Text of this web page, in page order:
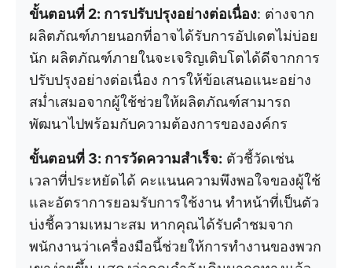
ขั้นตอนที่ 2: การปรับปรุงอย่างต่อเนื่อง: ต่างจาก
ผลิตภัณฑ์ภายนอกที่อาจได้รับการอัปเดตไม่บ่อย
นัก ผลิตภัณฑ์ภายในจะเจริญเติบโตได้ดีจากการ
ปรับปรุงอย่างต่อเนื่อง การให้ข้อเสนอแนะอย่าง
สม่ำเสมอจากผู้ใช้ช่วยให้ผลิตภัณฑ์สามารถ
พัฒนาไปพร้อมกับความต้องการขององค์กร
ขั้นตอนที่ 3: การวัดความสำเร็จ: ตัวชี้วัดเช่น
เวลาที่ประหยัดได้ คะแนนความพึงพอใจของผู้ใช้
และอัตราการยอมรับการใช้งาน ทำหน้าที่เป็นตัว
บ่งชี้ความเหมาะสม หากคุณได้รับคำชมจาก
พนักงานว่าเครื่องมือนี้ช่วยให้การทำงานของพวก